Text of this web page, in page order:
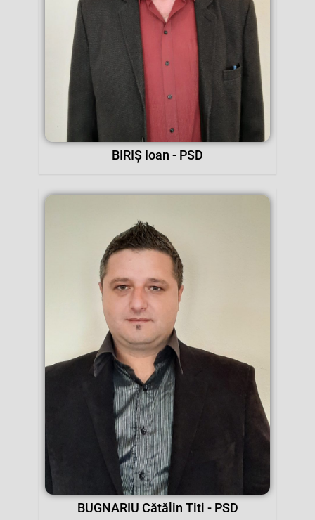
BIRIȘ Ioan - PSD
BUGNARIU Cătălin Titi - PSD